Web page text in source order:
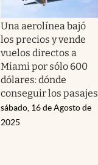
Una aerolínea bajó
los precios y vende
vuelos directos a
Miami por sólo 600
dólares: dónde
conseguir los pasajes
sábado, 16 de Agosto de
2025